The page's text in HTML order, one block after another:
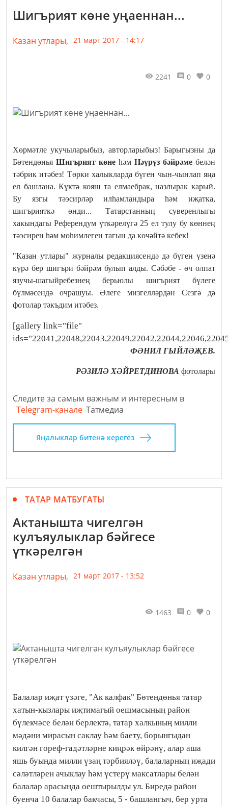
Шигърият көне уңаеннан...
Казан утлары, 21 март 2017 - 14:17
2241 0 0
Хөрмәтле укучыларыбыз, авторларыбыз! Барыгызны да
Бөтендөнья Шигърият көне һәм Нәүрүз бәйрәме белән
тәбрик итәбез! Төрки халыкларда бүген чын-чынлап яңа
ел башлана. Күктә кояш та елмаебрак, назлырак карый.
Бу язгы тәэсирләр илһамландыра һәм иҗатка,
шигърияткә өнди... Татарстанның суверенлыгы
хакындагы Референдум үткәрелүгә 25 ел тулу бу көннең
тәэсирен һәм мөһимлеген тагын да көчәйтә кебек!
"Казан утлары" журналы редакциясендә дә бүген үзенә
күрә бер шигъри бәйрәм булып алды. Сәбәбе - өч олпат
язучы-шагыйребезнең берьюлы шигърият бүлеге
бүлмәсендә очрашуы. Әлеге мизгелләрдән Сезгә дә
фотолар тәкъдим итәбез.
[gallery link="file"
ФӘНИЛ ГЫЙЛӘҖЕВ.
РӘЗИЛӘ ХӘЙРЕТДИНОВА фотолары
Следите за самым важным и интересным в
Telegram-канале Татмедиа
Яңалыклар битенә керегез
ТАТАР МАТБУГАТЫ
Актанышта чигелгән
кулъяулыклар бәйгесе
үткәрелгән
Казан утлары, 21 март 2017 - 13:52
1463 0 0
Балалар иҗат үзәге, "Ак калфак" Бөтендөнья татар
хатын-кызлары иҗтимагый оешмасының район
бүлекчәсе белән берлектә, татар халкының милли
мәдәни мирасын саклау һәм баету, борынгыдан
килгән гореф-гадәтләрне киңрәк өйрәнү, алар аша
яшь буында милли үзаң тәрбияләү, балаларның иҗади
сәләтләрен ачыклау һәм үстерү максатлары белән
балалар арасында оештырылды ул. Биредә район
буенча 10 балалар бакчасы, 5 - башлангыч, бер урта